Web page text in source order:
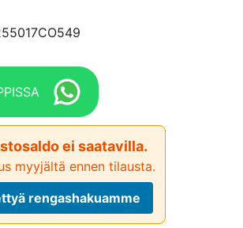
ei saatavilla.
myyjältä ennen tilausta.
rengashakuamme